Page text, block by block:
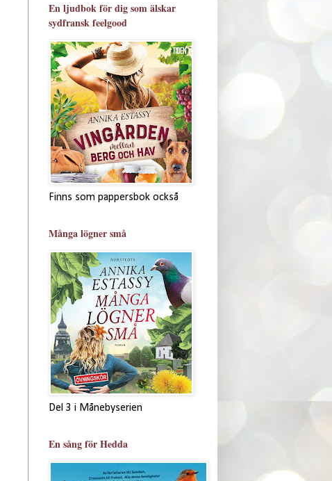
En ljudbok för dig som älskar
sydfransk feelgood
Finns som pappersbok också
Många lögner små
Del 3 i Månebyserien
En sång för Hedda